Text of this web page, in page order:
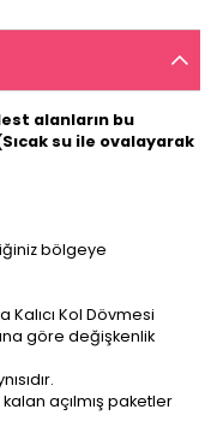
alanların bu
su ile ovalayarak
bölgeye
Kol Dövmesi
göre değişkenlik
açılmış paketler